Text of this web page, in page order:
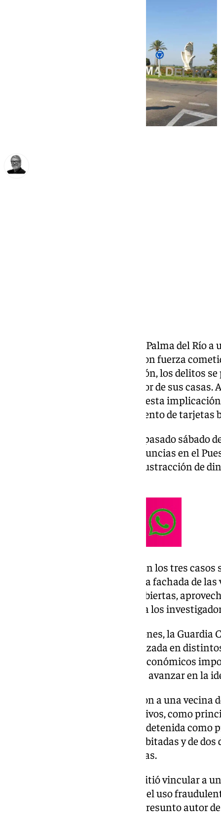
ha detenido en Palma del Río
presunta autora de tres robos con fuerza
municipio. Según la investigación, los delitos
moradores dormían en el interior de sus casas.
ha sido investigado por su supuesta
relacionados con el uso fraudulento de
El instituto armado informó el pasado sábado
tras la presentación de tres denuncias en el
Los afectados denunciaron la sustracción de
Los agentes comprobaron que en los tres
método: los autores escalaban la fachada de
ventanas que se encontraban abiertas,
dormían. Este patrón permitió a los
Durante las primeras indagaciones, la Guardia
tarjetas robadas había sido utilizada en
localidad, lo que generó cargos económicos
Este hallazgo resultó clave para avanzar en la
Las pruebas recabadas señalaron a una vecina
numerosos antecedentes delictivos, como
Ante los indicios obtenidos, fue detenida como
robo con fuerza en viviendas habitadas y de
indebido de las tarjetas bancarias.
La investigación también permitió vincular a
con antecedentes policiales, en el uso
ello, ha sido investigado como presunto autor